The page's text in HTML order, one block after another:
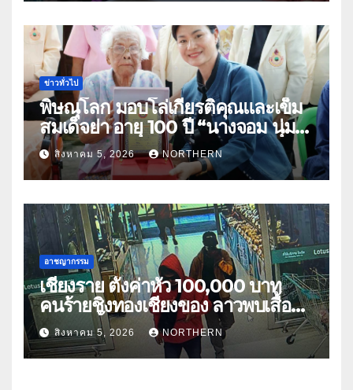
ข่าวทั่วไป
พิษณุโลก มอบโล่เกียรติคุณและเข็ม
สมเด็จย่า อายุ 100 ปี “นางจอม นุ่ม
เนตร” ตำบลบ้านกร่าง อำเภอเมือง
สิงหาคม 5, 2026 NORTHERN
อาชญากรรม
เชียงราย ตั้งค่าหัว 100,000 บาท
คนร้ายชิงทองเชียงของ ลาวพบเสื้อผ้า
คนร้ายตั้งจุดตรวจตามเส้นทาง
สิงหาคม 5, 2026 NORTHERN